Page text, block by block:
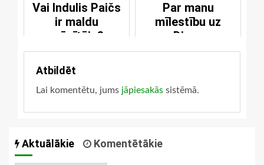
Vai Indulis Paičs
ir maldu
mācītājs?
Par manu
mīlestību uz
Dievu
Atbildēt
Lai komentētu, jums jāpiesakās sistēmā.
Aktuālākie Komentētākie